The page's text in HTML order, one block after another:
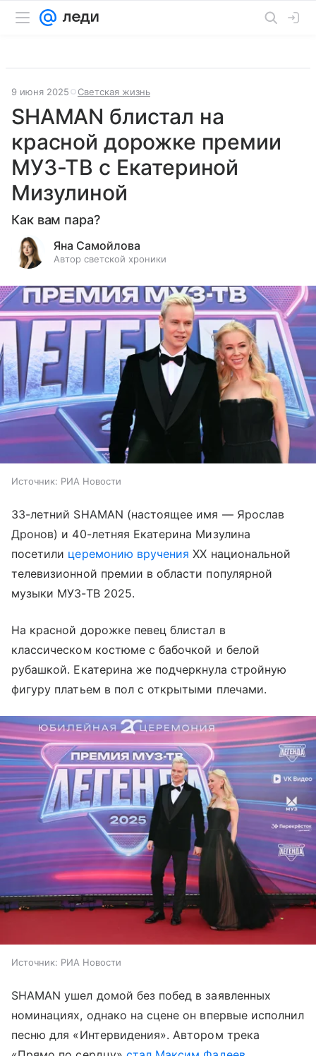
9 июня 2025 Светская жизнь
SHAMAN блистал на
красной дорожке премии
МУЗ-ТВ c Екатериной
Мизулиной
Как вам пара?
Яна Самойлова
Автор светской хроники
Источник: РИА Новости
33-летний SHAMAN (настоящее имя — Ярослав
Дронов) и 40-летняя Екатерина Мизулина
посетили церемонию вручения ХХ национальной
телевизионной премии в области популярной
музыки МУЗ-ТВ 2025.
На красной дорожке певец блистал в
классическом костюме с бабочкой и белой
рубашкой. Екатерина же подчеркнула стройную
фигуру платьем в пол с открытыми плечами.
Источник: РИА Новости
SHAMAN ушел домой без побед в заявленных
номинациях, однако на сцене он впервые исполнил
песню для «Интервидения». Автором трека